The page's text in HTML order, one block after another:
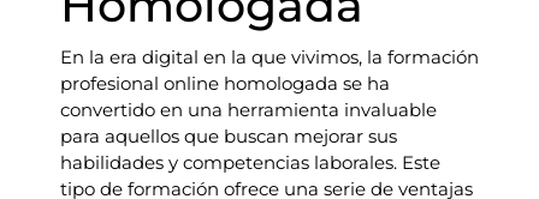
En la era digital en la que vivimos, la formación
profesional online homologada se ha
convertido en una herramienta invaluable
para aquellos que buscan mejorar sus
habilidades y competencias laborales. Este
tipo de formación ofrece una serie de ventajas